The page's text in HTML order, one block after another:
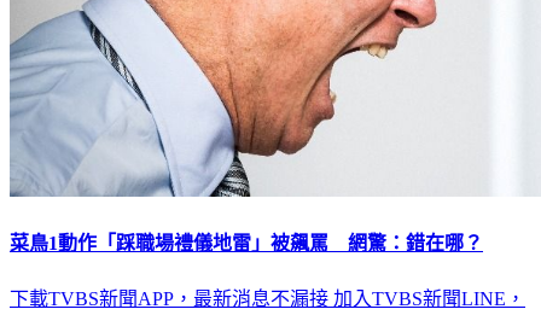
菜鳥1動作「踩職場禮儀地雷」被飆罵 網驚：錯在哪？
下載TVBS新聞APP，最新消息不漏接 加入TVBS新聞LINE，